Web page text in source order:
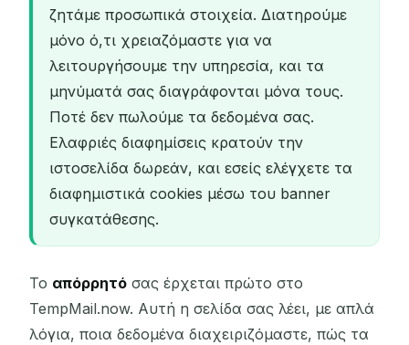
ζητάμε προσωπικά στοιχεία. Διατηρούμε
μόνο ό,τι χρειαζόμαστε για να
λειτουργήσουμε την υπηρεσία, και τα
μηνύματά σας διαγράφονται μόνα τους.
Ποτέ δεν πωλούμε τα δεδομένα σας.
Ελαφριές διαφημίσεις κρατούν την
ιστοσελίδα δωρεάν, και εσείς ελέγχετε τα
διαφημιστικά cookies μέσω του banner
συγκατάθεσης.
Το απόρρητό σας έρχεται πρώτο στο
TempMail.now. Αυτή η σελίδα σας λέει, με απλά
λόγια, ποια δεδομένα διαχειριζόμαστε, πώς τα